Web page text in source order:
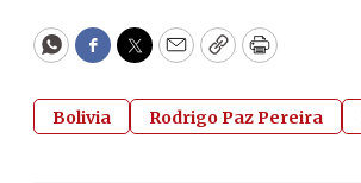
WhatsApp
Facebook
Twitter
EmailCopyPrint
Bolivia Rodrigo Paz Pereira